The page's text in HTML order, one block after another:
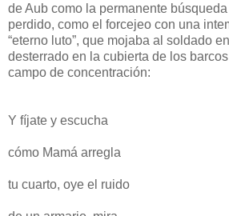
de Aub como la permanente
perdido, como el forcejeo con una
“eterno luto”, que mojaba al soldado
desterrado en la cubierta de los
campo de concentración:
Y fíjate y escucha
cómo Mamá arregla
tu cuarto, oye el ruido